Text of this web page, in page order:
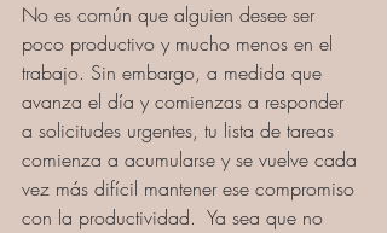
No es común que alguien desee ser
poco productivo y mucho menos en el
trabajo. Sin embargo, a medida que
avanza el día y comienzas a responder
a solicitudes urgentes, tu lista de tareas
comienza a acumularse y se vuelve cada
vez más difícil mantener ese compromiso
con la productividad.  Ya sea que no